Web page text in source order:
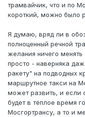
трамвайчик, что и по
короткий, можно было
Я думаю, вряд ли в
полноценный речной
желания ничего менять
просто - наверняка
ракету" на подводных
маршрутное такси на
может развить, и если
будет в тёплое время
Мосгортрансу, а то и